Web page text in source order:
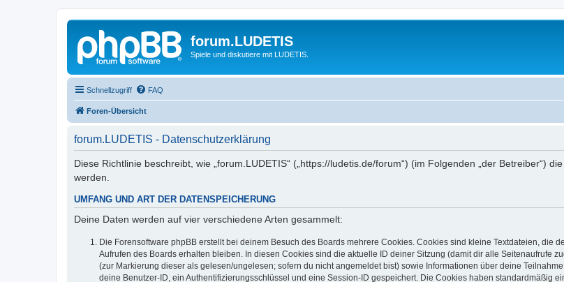
forum.LUDETIS
Spiele und diskutiere mit LUDETIS.
Schnellzugriff FAQ
Foren-Übersicht
forum.LUDETIS - Datenschutzerklärung
Diese Richtlinie beschreibt, wie „forum.LUDETIS“ („https://ludetis.de/forum“) (im Folgenden „der Betreiber“)
werden.
UMFANG UND ART DER DATENSPEICHERUNG
Deine Daten werden auf vier verschiedene Arten gesammelt:
Die Forensoftware phpBB erstellt bei deinem Besuch des Boards mehrere Cookies. Cookies sind kleine Textdateien, die
Aufrufen des Boards erhalten bleiben. In diesen Cookies sind die aktuelle ID deiner Sitzung (damit dir alle Seitenaufrufe
(zur Markierung dieser als gelesen/ungelesen; sofern du nicht angemeldet bist) sowie Informationen über deine
deine Benutzer-ID, ein Authentifizierungsschlüssel und eine Session-ID gespeichert. Die Cookies haben standardmäßig